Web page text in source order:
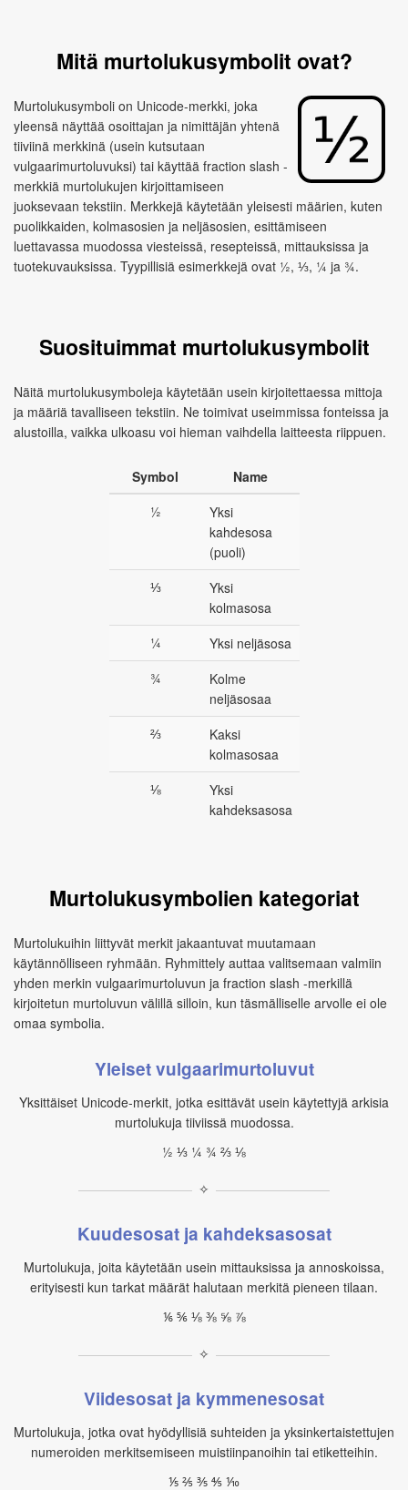
Mitä murtolukusymbolit ovat?
Murtolukusymboli on Unicode-merkki, joka
yleensä näyttää osoittajan ja nimittäjän yhtenä
tiiviinä merkkinä (usein kutsutaan
vulgaarimurtoluvuksi) tai käyttää fraction slash -
merkkiä murtolukujen kirjoittamiseen
juoksevaan tekstiin. Merkkejä käytetään yleisesti määrien, kuten
puolikkaiden, kolmasosien ja neljäsosien, esittämiseen
luettavassa muodossa viesteissä, resepteissä, mittauksissa ja
tuotekuvauksissa. Tyypillisiä esimerkkejä ovat ½, ⅓, ¼ ja ¾.
Suosituimmat murtolukusymbolit
Näitä murtolukusymboleja käytetään usein kirjoitettaessa mittoja
ja määriä tavalliseen tekstiin. Ne toimivat useimmissa fonteissa ja
alustoilla, vaikka ulkoasu voi hieman vaihdella laitteesta riippuen.
Symbol
Name
½
Yksi
kahdesosa
(puoli)
⅓
Yksi
kolmasosa
¼
Yksi neljäsosa
¾
Kolme
neljäsosaa
⅔
Kaksi
kolmasosaa
⅛
Yksi
kahdeksasosa
Murtolukusymbolien kategoriat
Murtolukuihin liittyvät merkit jakaantuvat muutamaan
käytännölliseen ryhmään. Ryhmittely auttaa valitsemaan valmiin
yhden merkin vulgaarimurtoluvun ja fraction slash -merkillä
kirjoitetun murtoluvun välillä silloin, kun täsmälliselle arvolle ei ole
omaa symbolia.
Yleiset vulgaarimurtoluvut
Yksittäiset Unicode-merkit, jotka esittävät usein käytettyjä arkisia
murtolukuja tiiviissä muodossa.
½ ⅓ ¼ ¾ ⅔ ⅛
✧
Kuudesosat ja kahdeksasosat
Murtolukuja, joita käytetään usein mittauksissa ja annoskoissa,
erityisesti kun tarkat määrät halutaan merkitä pieneen tilaan.
⅙ ⅚ ⅛ ⅜ ⅝ ⅞
✧
Viidesosat ja kymmenesosat
Murtolukuja, jotka ovat hyödyllisiä suhteiden ja yksinkertaistettujen
numeroiden merkitsemiseen muistiinpanoihin tai etiketteihin.
⅕ ⅖ ⅗ ⅘ ⅒